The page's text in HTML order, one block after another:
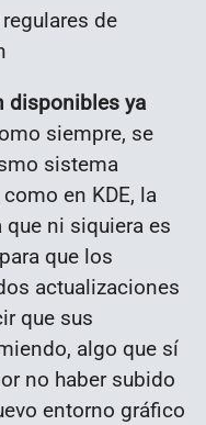
de
disponibles ya
siempre, se
sistema
en KDE, la
ni siquiera es
que los
actualizaciones
que sus
algo que sí
no haber subido
entorno gráfico